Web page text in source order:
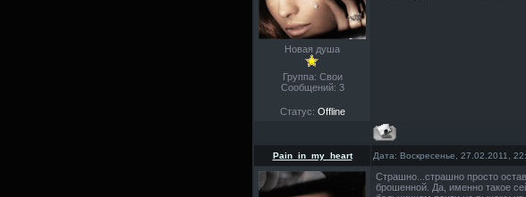
Новая душа
Группа: Свои
Сообщений: 3
Статус: Offline
Pain_in_my_heart Дата: Воскресенье, 27.02.2011,
Страшно...страшно просто
брошенной. Да, именно такое